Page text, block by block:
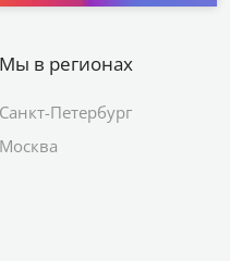
Мы в регионах
Санкт-Петербург
Москва